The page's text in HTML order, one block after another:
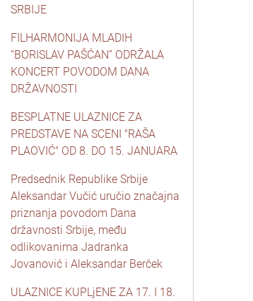
SRBIJE
FILHARMONIJA MLADIH
“BORISLAV PAŠĆAN” ODRŽALA
KONCERT POVODOM DANA
DRŽAVNOSTI
BESPLATNE ULAZNICE ZA
PREDSTAVE NA SCENI "RAŠA
PLAOVIĆ" OD 8. DO 15. JANUARA
Predsednik Republike Srbije
Aleksandar Vučić uručio značajna
priznanja povodom Dana
državnosti Srbije, među
odlikovanima Jadranka
Jovanović i Aleksandar Berček
ULAZNICE KUPLjENE ZA 17. I 18.